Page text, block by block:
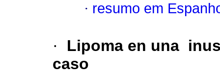
· resumo em
·
Lipoma en una
caso